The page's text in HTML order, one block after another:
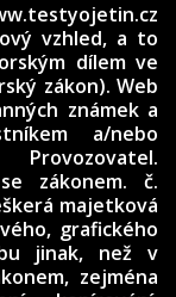
vzhled, a to
dílem ve
zákon). Web
známek a
a/nebo
zákonem. č.
majetková
grafického
jinak, než v
zejména